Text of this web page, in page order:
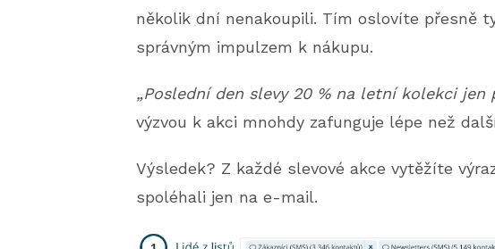
několik dní nenakoupili. Tím oslovíte přesně
správným impulzem k nákupu.
„Poslední den slevy 20 % na letní kolekci jen
výzvou k akci mnohdy zafunguje lépe než
Výsledek? Z každé slevové akce vytěžíte
spoléhali jen na e-mail.